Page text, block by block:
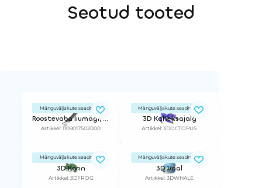
Seotud tooted
Mänguväljakute seadmed
Roostevaba liumägi, komplekt kinnitamiseks h 1.75 - 2.0 m x 0.5 m
Artikkel: 1109017502000
Mänguväljakute seadmed
3D Kaheksajalg
Artikkel: 3DOCTOPUS
Mänguväljakute seadmed
3D Konn
Artikkel: 3DFROG
Mänguväljakute seadmed
3D Vaal
Artikkel: 3DWHALE